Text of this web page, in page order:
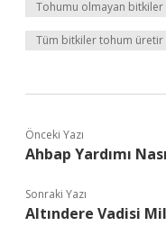
Tohumu olmayan bitkiler
Tüm bitkiler tohum üretir
Önceki Yazı
Ahbap Yardımı
Sonraki Yazı
Altındere Vadisi